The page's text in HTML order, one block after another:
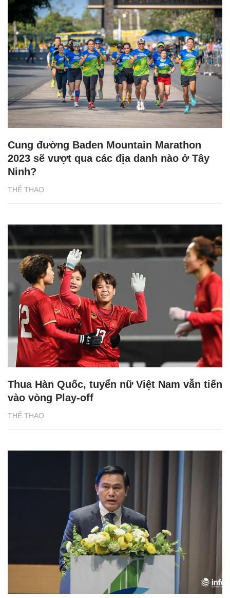
THỂ THAO
Cung đường Baden Mountain Marathon
2023 sẽ vượt qua các địa danh nào ở Tây
Ninh?
THỂ THAO
Thua Hàn Quốc, tuyển nữ Việt Nam vẫn tiến
vào vòng Play-off